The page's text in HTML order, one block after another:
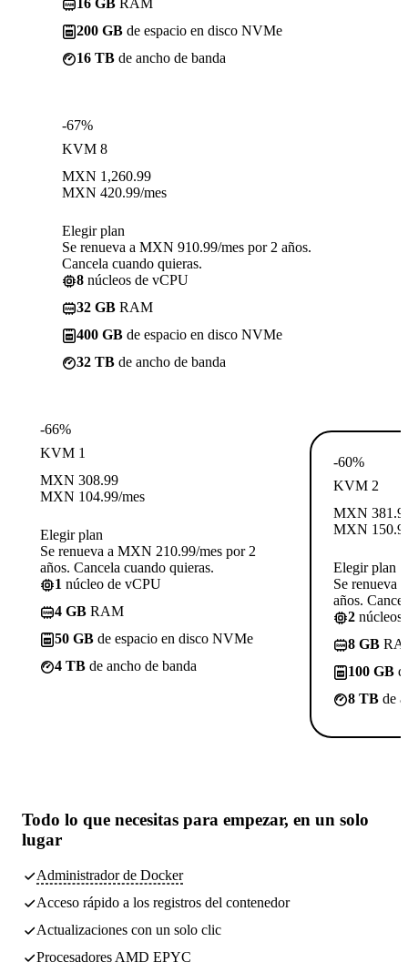
16 GB RAM
200 GB de espacio en disco NVMe
16 TB de ancho de banda
-67%
KVM 8
MXN 1,260.99
MXN 420.99/mes
Elegir plan
Se renueva a MXN 910.99/mes por 2 años.
Cancela cuando quieras.
8 núcleos de vCPU
32 GB RAM
400 GB de espacio en disco NVMe
32 TB de ancho de banda
-66%
KVM 1
MXN 308.99
MXN 104.99/mes
Elegir plan
Se renueva a MXN 210.99/mes por 2
años. Cancela cuando quieras.
1 núcleo de vCPU
4 GB RAM
50 GB de espacio en disco NVMe
4 TB de ancho de banda
-60%
KVM 2
MXN
MXN
Elegir plan
Se renueva
años.
2 núcleos
8 GB
100 GB
8 TB de
Todo lo que necesitas para empezar, en un solo
lugar
Administrador de Docker
Acceso rápido a los registros del contenedor
Actualizaciones con un solo clic
Procesadores AMD EPYC